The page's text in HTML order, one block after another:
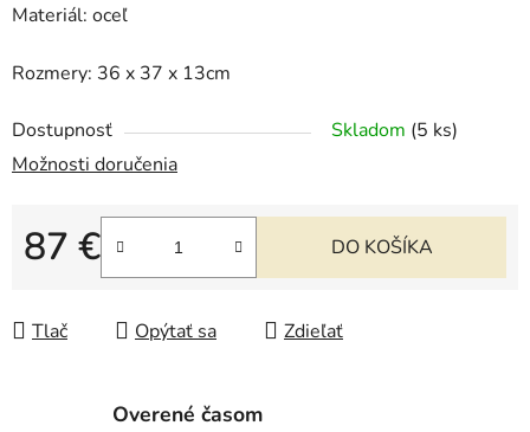
Materiál: oceľ
Rozmery: 36 x 37 x 13cm
Dostupnosť Skladom (5 ks)
Možnosti doručenia
87 €
Jednotková cena:
DO KOŠÍKA
Tlač Opýtať sa Zdieľať
Overené časom